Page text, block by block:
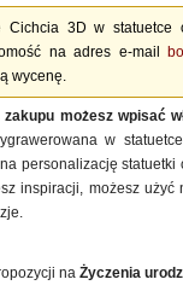
Cichcia 3D w statuetce
na adres e-mail
wycenę.
zakupu możesz wpisać
w
personalizację statuetki
inspiracji, możesz użyć
naŻyczenia